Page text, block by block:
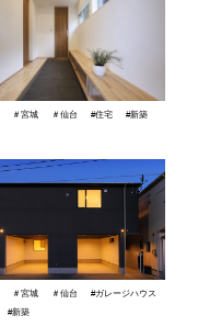
＃宮城 ＃仙台 #住宅 #新築
＃宮城 ＃仙台
#ガレージハウス
#新築